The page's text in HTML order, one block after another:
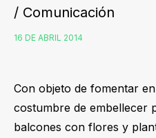
/ Comunicación
16 DE ABRIL 2014
Con objeto de fomentar
costumbre de embellecer
balcones con flores y